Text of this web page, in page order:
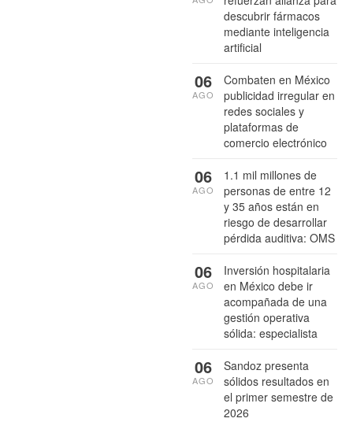
descubrir fármacos
mediante inteligencia
artificial
Combaten en México
publicidad irregular en
redes sociales y
plataformas de
comercio electrónico
06
AGO
1.1 mil millones de
personas de entre 12
y 35 años están en
riesgo de desarrollar
pérdida auditiva: OMS
06
AGO
Inversión hospitalaria
en México debe ir
acompañada de una
gestión operativa
sólida: especialista
06
AGO
Sandoz presenta
sólidos resultados en
el primer semestre de
2026
06
AGO